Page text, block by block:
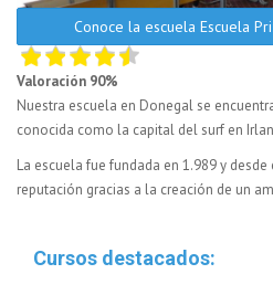
Conoce la escuela Escuela
Valoración 90%
Nuestra escuela en Donegal se
conocida como la capital del surf en
La escuela fue fundada en 1.989 y
reputación gracias a la creación de un
Cursos destacados: